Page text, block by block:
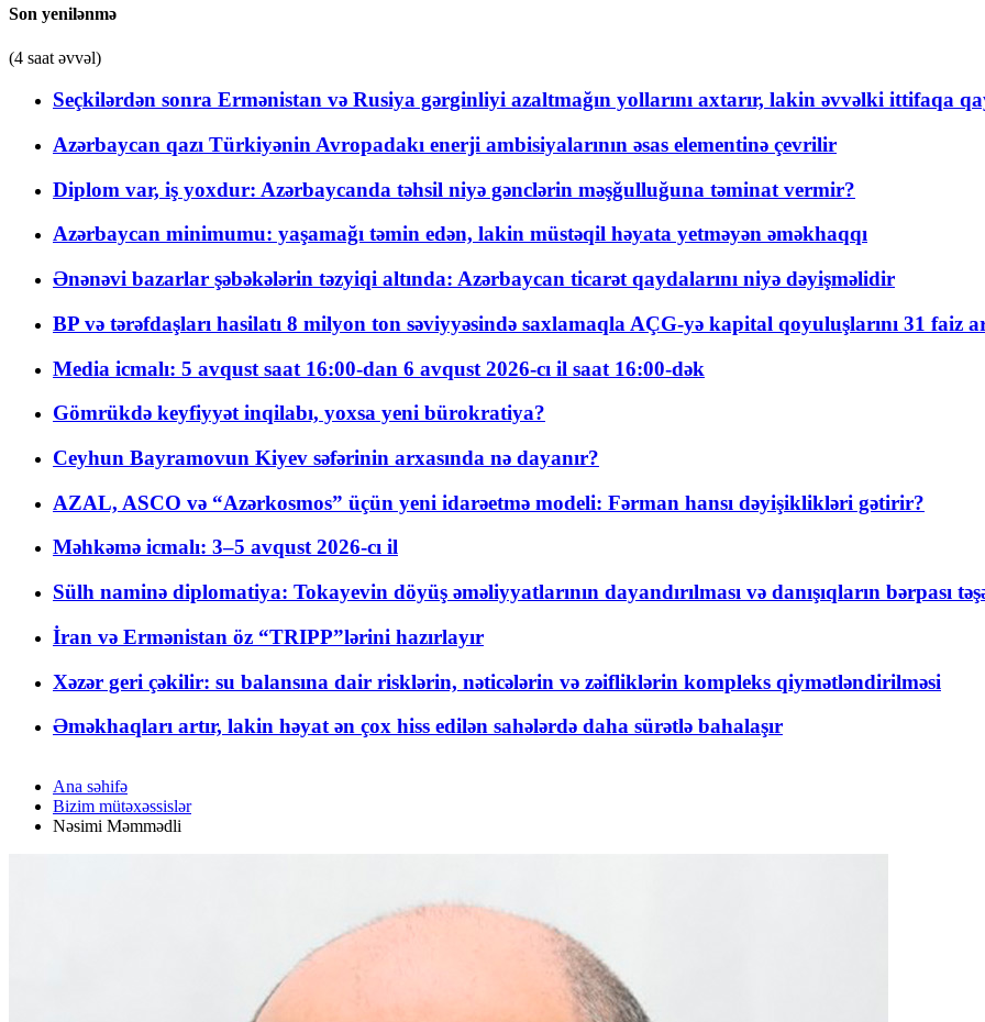
Son yenilənmə
(4 saat əvvəl)
Seçkilərdən sonra Ermənistan və Rusiya gərginliyi azaltmağın yollarını axtarır, lakin əvvəlki ittifaqa
Azərbaycan qazı Türkiyənin Avropadakı enerji ambisiyalarının əsas elementinə çevrilir
Diplom var, iş yoxdur: Azərbaycanda təhsil niyə gənclərin məşğulluğuna təminat vermir?
Azərbaycan minimumu: yaşamağı təmin edən, lakin müstəqil həyata yetməyən əməkhaqqı
Ənənəvi bazarlar şəbəkələrin təzyiqi altında: Azərbaycan ticarət qaydalarını niyə dəyişməlidir
BP və tərəfdaşları hasilatı 8 milyon ton səviyyəsində saxlamaqla AÇG-yə kapital qoyuluşlarını 31 faiz
Media icmalı: 5 avqust saat 16:00-dan 6 avqust 2026-cı il saat 16:00-dək
Gömrükdə keyfiyyət inqilabı, yoxsa yeni bürokratiya?
Ceyhun Bayramovun Kiyev səfərinin arxasında nə dayanır?
AZAL, ASCO və “Azərkosmos” üçün yeni idarəetmə modeli: Fərman hansı dəyişiklikləri gətirir?
Məhkəmə icmalı: 3–5 avqust 2026-cı il
Sülh naminə diplomatiya: Tokayevin döyüş əməliyyatlarının dayandırılması və danışıqların bərpası
İran və Ermənistan öz “TRIPP”lərini hazırlayır
Xəzər geri çəkilir: su balansına dair risklərin, nəticələrin və zəifliklərin kompleks qiymətləndirilməsi
Əməkhaqları artır, lakin həyat ən çox hiss edilən sahələrdə daha sürətlə bahalaşır
Ana səhifə
Bizim mütəxəssislər
Nəsimi Məmmədli